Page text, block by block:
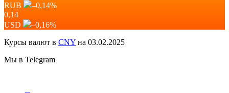
RUB
–0,14%
0,14
USD
–0,16%
Курсы валют в CNY на 03.02.2025
Мы в Telegram